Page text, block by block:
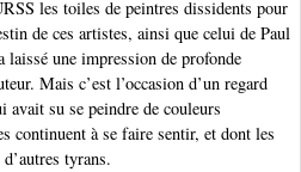
les toiles de peintres dissidents pour
de ces artistes, ainsi que celui de Paul
une impression de profonde
Mais c’est l’occasion d’un regard
su se peindre de couleurs
continuent à se faire sentir, et dont les
tyrans.